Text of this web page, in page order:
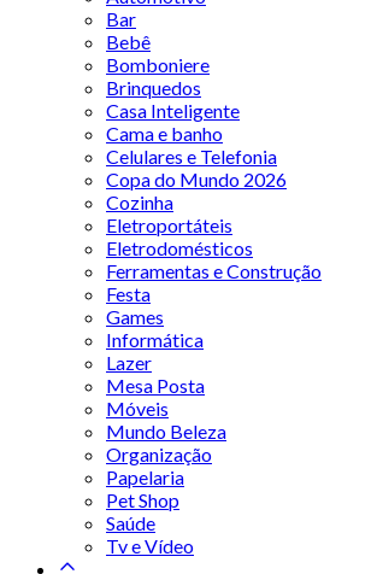
Bar
Bebê
Bomboniere
Brinquedos
Casa Inteligente
Cama e banho
Celulares e Telefonia
Copa do Mundo 2026
Cozinha
Eletroportáteis
Eletrodomésticos
Ferramentas e Construção
Festa
Games
Informática
Lazer
Mesa Posta
Móveis
Mundo Beleza
Organização
Papelaria
Pet Shop
Saúde
Tv e Vídeo